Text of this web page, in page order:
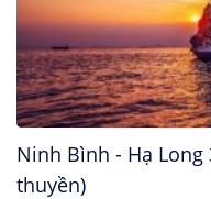
Ninh Bình - Hạ
thuyền)